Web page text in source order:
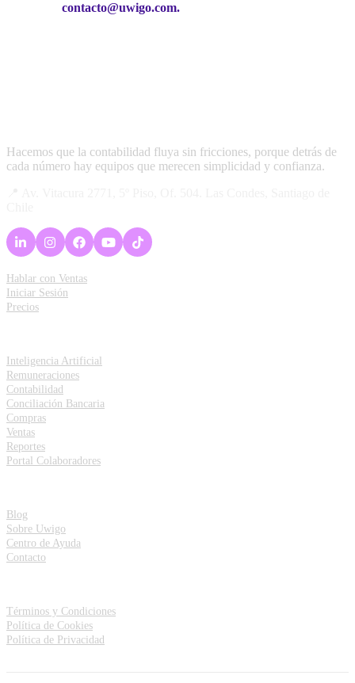
contacto@uwigo.com.
Hacemos que la contabilidad fluya sin fricciones, porque detrás de
cada número hay equipos que merecen simplicidad y confianza.
Hablar con Ventas
Iniciar Sesión
Precios
Inteligencia Artificial
Remuneraciones
Contabilidad
Conciliación Bancaria
Compras
Ventas
Reportes
Portal Colaboradores
Blog
Sobre Uwigo
Centro de Ayuda
Contacto
Términos y Condiciones
Política de Cookies
Política de Privacidad